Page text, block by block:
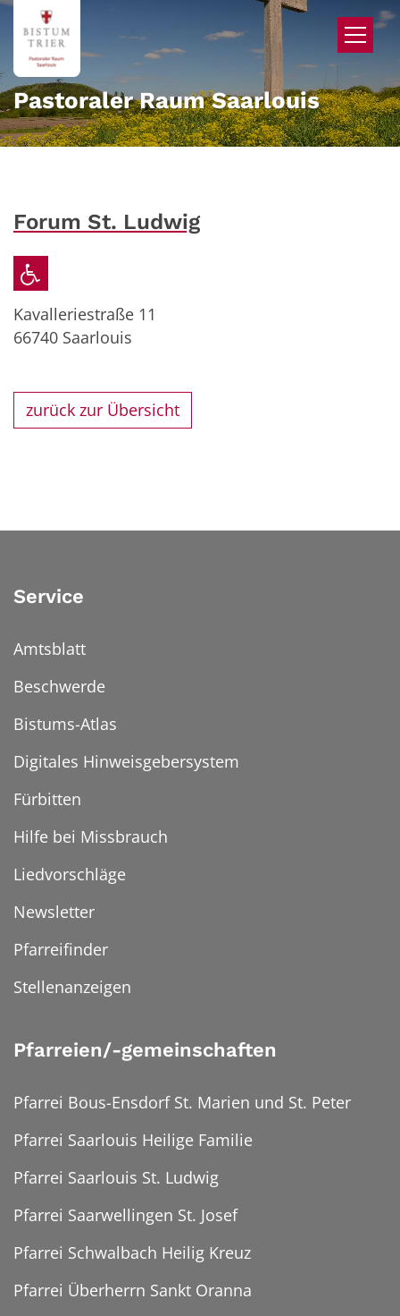
Zum Inhalt springen
Pastoraler Raum Saarlouis
Forum St. Ludwig
Kavalleriestraße 11
66740 Saarlouis
zurück zur Übersicht
Service
Amtsblatt
Beschwerde
Bistums-Atlas
Digitales Hinweisgebersystem
Fürbitten
Hilfe bei Missbrauch
Liedvorschläge
Newsletter
Pfarreifinder
Stellenanzeigen
Pfarreien/-gemeinschaften
Pfarrei Bous-Ensdorf St. Marien und St. Peter
Pfarrei Saarlouis Heilige Familie
Pfarrei Saarlouis St. Ludwig
Pfarrei Saarwellingen St. Josef
Pfarrei Schwalbach Heilig Kreuz
Pfarrei Überherrn Sankt Oranna